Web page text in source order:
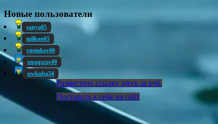
Новые пользователи
sanya05
milkon65
vnemkov60
xnqqxczy49
uwkuba54
Разместить ссылку здесь за руб.
Поставить к себе на сайт